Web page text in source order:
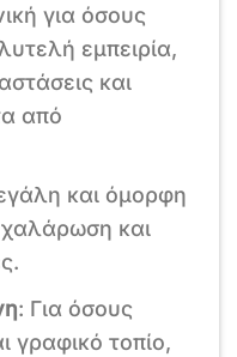
για όσους
εμπειρία,
και
από
και όμορφη
χαλάρωση και
: Για όσους
γραφικό τοπίο,